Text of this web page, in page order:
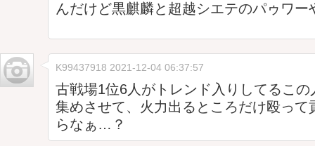
んだけど黒麒麟と超越シエテのパゥワ
K99437918 2021-12-04 06:37:57
古戦場1位6人がトレンド入りしてるこ
集めさせて、火力出るところだけ殴って
らなぁ…？